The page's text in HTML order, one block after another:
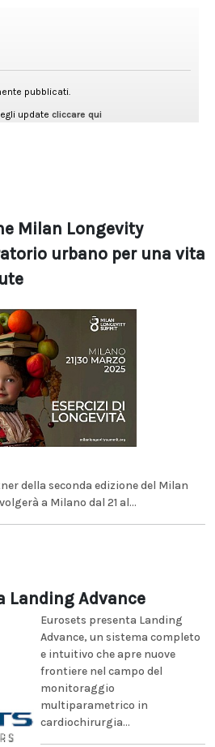
Milan Longevity
urbano per una vita
della seconda edizione del Milan
a Milano dal 21 al...
Landing Advance
Eurosets presenta Landing
Advance, un sistema completo
e intuitivo che apre nuove
frontiere nel campo del
monitoraggio
multiparametrico in
cardiochirurgia...